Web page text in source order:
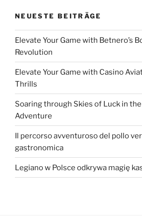
NEUESTE BEITRÄGE
Elevate Your Game with Betnero’s
Revolution
Elevate Your Game with Casino
Thrills
Soaring through Skies of Luck in
Adventure
Il percorso avventuroso del pollo
gastronomica
Legiano w Polsce odkrywa magię